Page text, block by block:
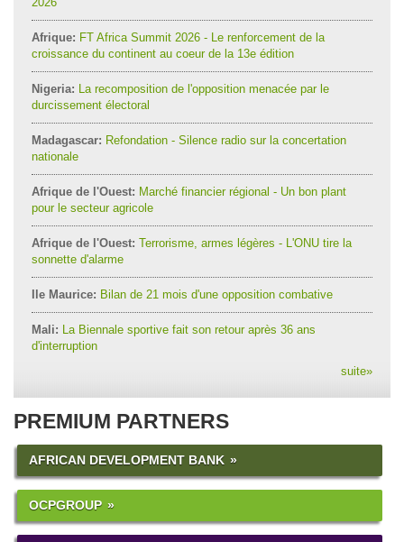
Afrique: FT Africa Summit 2026 - Le renforcement de la
croissance du continent au coeur de la 13e édition
Nigeria: La recomposition de l'opposition menacée par le
durcissement électoral
Madagascar: Refondation - Silence radio sur la concertation
nationale
Afrique de l'Ouest: Marché financier régional - Un bon plant
pour le secteur agricole
Afrique de l'Ouest: Terrorisme, armes légères - L'ONU tire la
sonnette d'alarme
Ile Maurice: Bilan de 21 mois d'une opposition combative
Mali: La Biennale sportive fait son retour après 36 ans
d'interruption
suite»
PREMIUM PARTNERS
AFRICAN DEVELOPMENT BANK
OCPGROUP